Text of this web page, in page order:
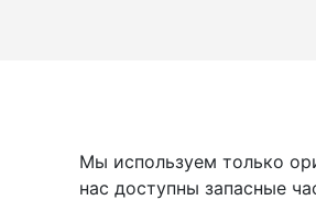
Мы используем только
нас доступны запасные
Лазерные уровни ADA